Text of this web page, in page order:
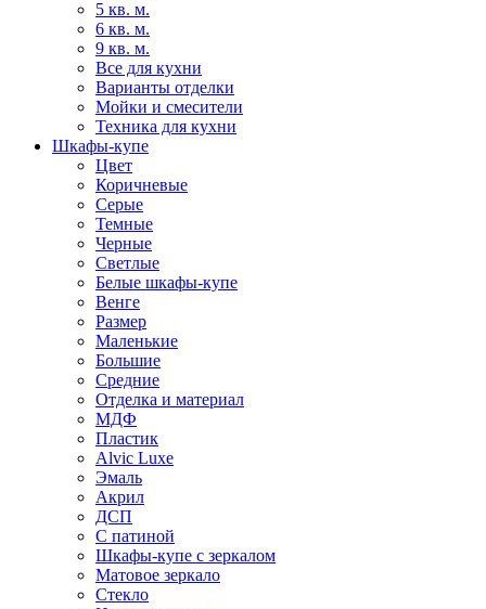
5 кв. м.
6 кв. м.
9 кв. м.
Все для кухни
Варианты отделки
Мойки и смесители
Техника для кухни
Шкафы-купе
Цвет
Коричневые
Серые
Темные
Черные
Светлые
Белые шкафы-купе
Венге
Размер
Маленькие
Большие
Средние
Отделка и материал
МДФ
Пластик
Alvic Luxe
Эмаль
Акрил
ДСП
С патиной
Шкафы-купе с зеркалом
Матовое зеркало
Стекло